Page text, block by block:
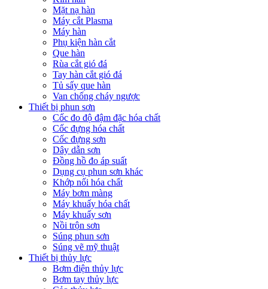
Mặt nạ hàn
Máy cắt Plasma
Máy hàn
Phụ kiện hàn cắt
Que hàn
Rùa cắt gió đá
Tay hàn cắt gió đá
Tủ sấy que hàn
Van chống cháy ngược
Thiết bị phun sơn
Cốc đo độ đậm đặc hóa chất
Cốc đựng hóa chất
Cốc đựng sơn
Dây dẫn sơn
Đồng hồ đo áp suất
Dụng cụ phun sơn khác
Khớp nối hóa chất
Máy bơm màng
Máy khuấy hóa chất
Máy khuấy sơn
Nồi trộn sơn
Súng phun sơn
Súng vẽ mỹ thuật
Thiết bị thủy lực
Bơm điện thủy lực
Bơm tay thủy lực